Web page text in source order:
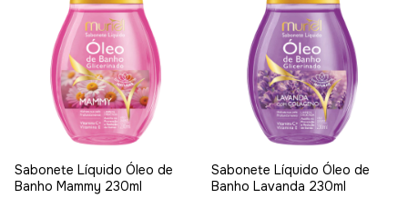
Sabonete Líquido Óleo de
Banho Mammy 230ml
Sabonete Líquido Óleo de
Banho Lavanda 230ml